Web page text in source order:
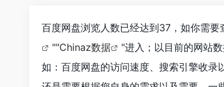
百度网盘浏览人数已经达到37，如你需
""Chinaz数据
"进入；以目前的网站
如：百度网盘的访问速度、搜索引擎收